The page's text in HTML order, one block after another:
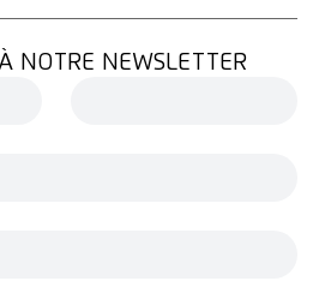
NOTRE NEWSLETTER